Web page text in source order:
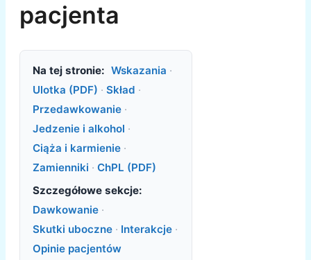
pacjenta
Na tej stronie: Wskazania ·
Ulotka (PDF) · Skład ·
Przedawkowanie ·
Jedzenie i alkohol ·
Ciąża i karmienie ·
Zamienniki · ChPL (PDF)
Szczegółowe sekcje:
Dawkowanie ·
Skutki uboczne · Interakcje ·
Opinie pacjentów